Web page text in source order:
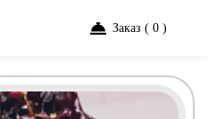
Заказ ( 0 )